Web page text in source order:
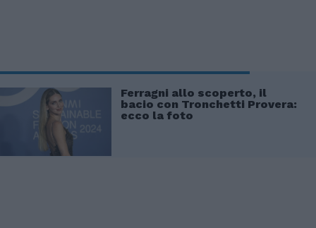
Ferragni allo scoperto, il
bacio con Tronchetti Provera:
ecco la foto